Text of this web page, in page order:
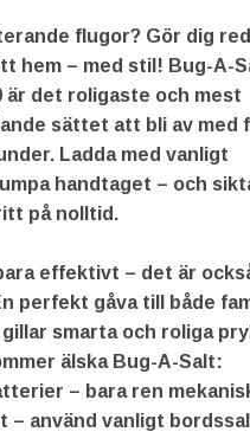
flugor? Gör dig
hem – med stil! Bug-A-
är det roligaste och mest
sättet att bli av med
Ladda med vanligt
handtaget – och
på nolltid.
effektivt – det är
perfekt gåva till både
smarta och roliga
älska Bug-A-Salt:
– bara ren
– använd vanligt